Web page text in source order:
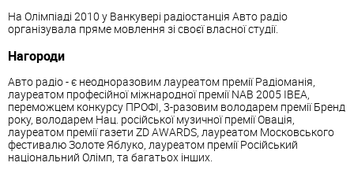
На Олімпіаді 2010 у Ванкувері радіостанція Авто радіо
організувала пряме мовлення зі своєї власної студії.
Нагороди
Авто радіо - є неодноразовим лауреатом премії Радіоманія,
лауреатом професійної міжнародної премії NAB 2005 IBEA,
переможцем конкурсу ПРОФІ, 3-разовим володарем премії Бренд
року, володарем Нац. російської музичної премії Овація,
лауреатом премії газети ZD AWARDS, лауреатом Московського
фестивалю Золоте Яблуко, лауреатом премії Російський
національний Олімп, та багатьох інших.